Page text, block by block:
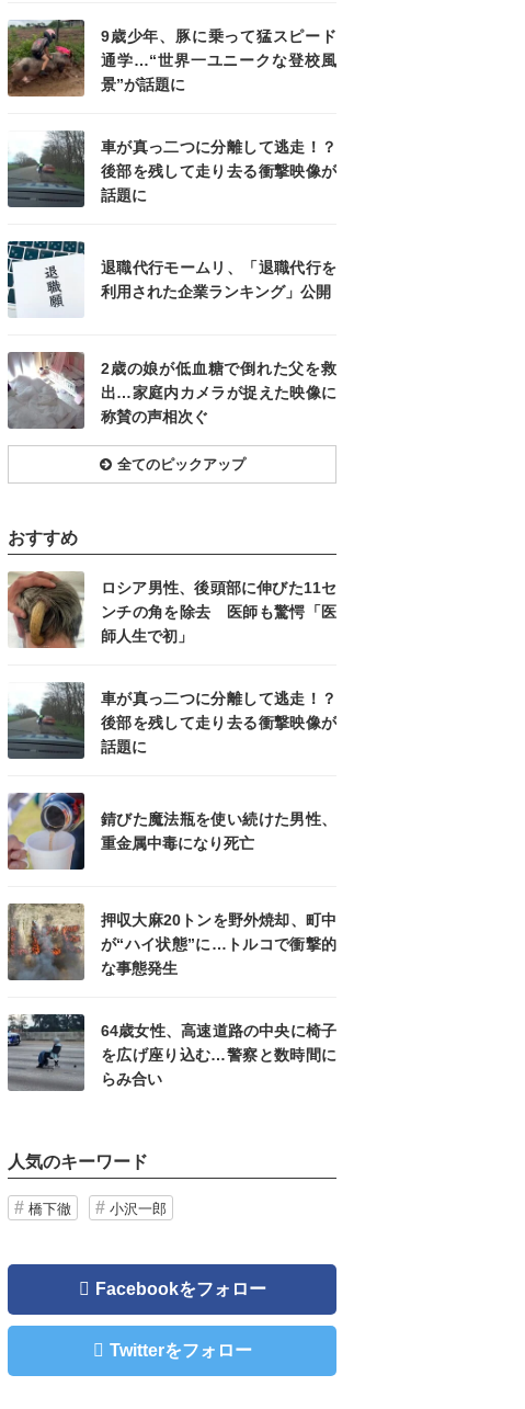
9歳少年、豚に乗って猛スピード
通学…“世界一ユニークな登校風
景”が話題に
車が真っ二つに分離して逃走！？
後部を残して走り去る衝撃映像が
話題に
退職代行モームリ、「退職代行を
利用された企業ランキング」公開
2歳の娘が低血糖で倒れた父を救
出…家庭内カメラが捉えた映像に
称賛の声相次ぐ
全てのピックアップ
おすすめ
ロシア男性、後頭部に伸びた11セ
ンチの角を除去 医師も驚愕「医
師人生で初」
車が真っ二つに分離して逃走！？
後部を残して走り去る衝撃映像が
話題に
錆びた魔法瓶を使い続けた男性、
重金属中毒になり死亡
押収大麻20トンを野外焼却、町中
が“ハイ状態”に…トルコで衝撃的
な事態発生
64歳女性、高速道路の中央に椅子
を広げ座り込む…警察と数時間に
らみ合い
人気のキーワード
橋下徹 小沢一郎
Facebookをフォロー
Twitterをフォロー